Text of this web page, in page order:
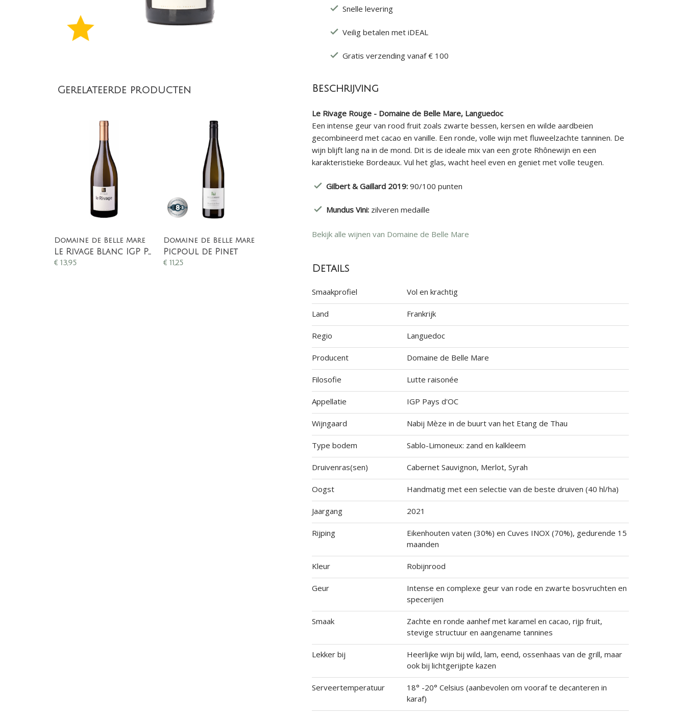
Gerelateerde producten
Domaine de Belle Mare
Le Rivage Blanc IGP Pays d'OC - Witte wijn
€ 13,95
Domaine de Belle Mare
Picpoul de Pinet
€11,25
Snelle levering
Veilig betalen met iDEAL
Gratis verzending vanaf € 100
Beschrijving
Le Rivage Rouge - Domaine de Belle Mare, Languedoc
Een intense geur van rood fruit zoals zwarte bessen, kersen en wilde aardbeien
gecombineerd met cacao en vanille. Een ronde, volle wijn met fluweelzachte tanninen. De
wijn blijft lang na in de mond. Dit is de ideale mix van een grote Rhônewijn en een
karakteristieke Bordeaux. Vul het glas, wacht heel even en geniet met volle teugen.
Gilbert & Gaillard 2019: 90/100 punten
Mundus Vini: zilveren medaille
Bekijk alle wijnen van Domaine de Belle Mare
Details
Smaakprofiel Vol en krachtig
Land Frankrijk
Regio Languedoc
Producent Domaine de Belle Mare
Filosofie Lutte raisonée
Appellatie IGP Pays d'OC
Wijngaard Nabij Mèze in de buurt van het Etang de Thau
Type bodem Sablo-Limoneux: zand en kalkleem
Druivenras(sen) Cabernet Sauvignon, Merlot, Syrah
Oogst Handmatig met een selectie van de beste druiven (40 hl/ha)
Jaargang 2021
Rijping
Eikenhouten vaten (30%) en Cuves INOX (70%), gedurende 15
maanden
Kleur Robijnrood
Geur
Intense en complexe geur van rode en zwarte bosvruchten en
specerijen
Smaak
Zachte en ronde aanhef met karamel en cacao, rijp fruit,
stevige structuur en aangename tannines
Lekker bij
Heerlijke wijn bij wild, lam, eend, ossenhaas van de grill, maar
ook bij lichtgerijpte kazen
Serveertemperatuur
18° -20° Celsius (aanbevolen om vooraf te decanteren in
karaf)